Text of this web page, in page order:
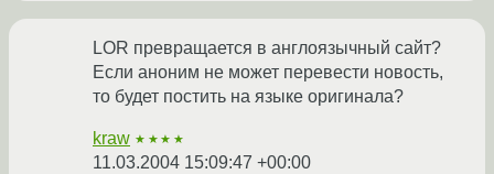
LOR превращается в англоязычный сайт?
Если аноним не может перевести новость,
то будет постить на языке оригинала?
kraw ★★★★
11.03.2004 15:09:47 +00:00